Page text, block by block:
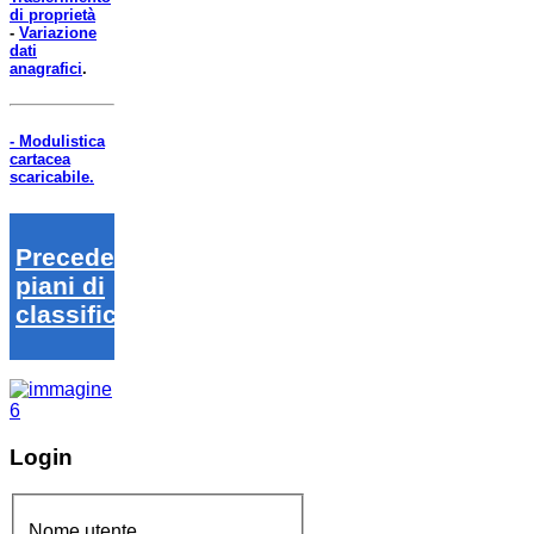
di proprietà
- Variazione
dati
anagrafici.
- Modulistica
cartacea
scaricabile.
Precedenti
piani di
classifica
Login